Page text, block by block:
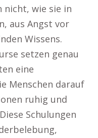
nicht, wie sie in
aus Angst vor
Wissens.
setzen genau
eine
Menschen darauf
ruhig und
Schulungen